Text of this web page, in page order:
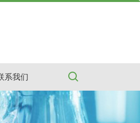
系我们